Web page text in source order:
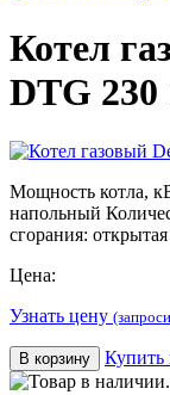
Котел
DTG 230
Мощность котла,
напольный
сгорания:
Цена:
Узнать цену
В корзину Купить